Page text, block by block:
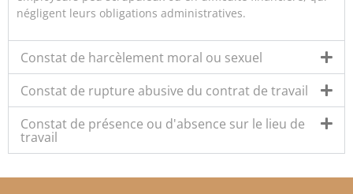
négligent leurs obligations administratives.
Constat de harcèlement moral ou sexuel
Constat de rupture abusive du contrat de travail
Constat de présence ou d'absence sur le lieu de
travail